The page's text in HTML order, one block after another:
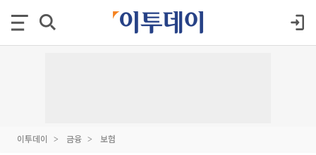
이투데이 금융 보험